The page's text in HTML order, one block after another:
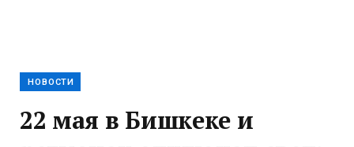
НОВОСТИ
22 мая в Бишкеке и